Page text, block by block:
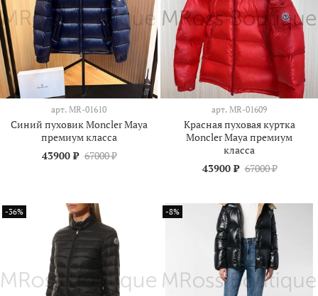
арт. MR-01610
Синий пуховик Moncler Maya
премиум класса
43900 ₽ 67000 ₽
арт. MR-01609
Красная пуховая куртка
Moncler Maya премиум
класса
43900 ₽ 67000 ₽
-36% -8%